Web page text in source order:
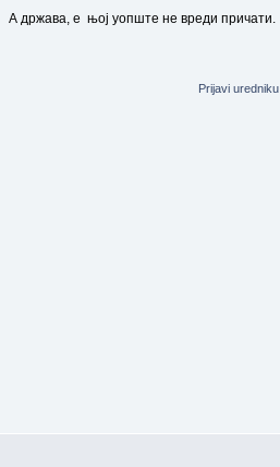
А држава, е њој уопште не вреди причати.
Prijavi uredniku